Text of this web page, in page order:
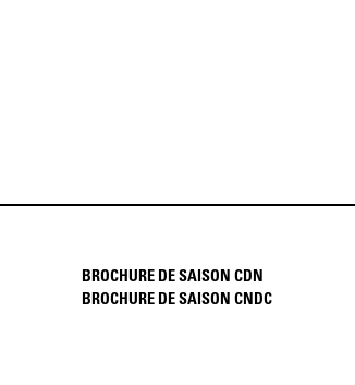
BROCHURE DE SAISON CDN
BROCHURE DE SAISON CNDC